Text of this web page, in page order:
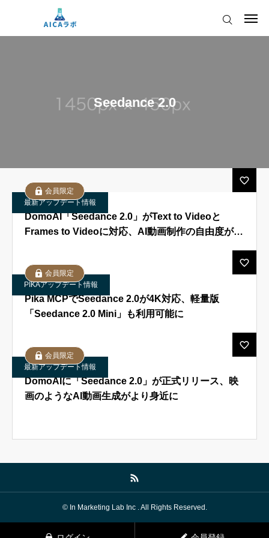
Seedance 2.0
最新アップデート情報
会員限定
DomoAI「Seedance 2.0」がText to Videoと
Frames to Videoに対応、AI動画制作の自由度が向
PIKAアップデート情報
会員限定
Pika MCPでSeedance 2.0が4K対応、軽量版
「Seedance 2.0 Mini」も利用可能に
最新アップデート情報
会員限定
DomoAIに「Seedance 2.0」が正式リリース、映
画のようなAI動画生成がより身近に
© In Marketing Lab Inc . All Rights Reserved.
AIツールアップデート情報